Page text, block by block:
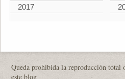
2017
Queda prohibida la reproducción total
este blog